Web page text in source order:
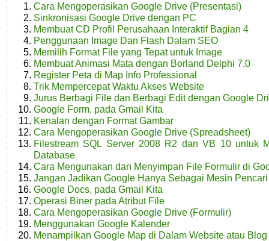
Cara Mengoperasikan Google Drive (Presentasi)
Sinkronisasi Google Drive dengan PC
Membuat CD Profil Perusahaan Interaktif Bagian 4
Penggunaan Image Dan Flash Dalam SEO
Memilih Format File yang Tepat untuk Image
Membuat Animasi Mata dengan Borland Delphi 7.0
Register Peta di Map Info Professional
Trik Mempercepat Waktu Akses Website
Jurus Berbagi File dan Berbagi Edit dengan Google
Google Form, pada Gmail Kita
Kenalan dengan Format Gambar
Cara Mengoperasikan Google Drive (Spreadsheet)
Filestream SQL Server 2008 R2 dan VB 10 untuk
Database
Cara Mengunakan dan Menyimpan File Formulir di
Jangan Jadikan Google Hanya Sebagai Mesin Pencari
Google Docs, pada Gmail Kita
Operasi Biner pada Atribut File
Cara Mengoperasikan Google Drive (Formulir)
Menggunakan Google Kalender
Menampilkan Google Map di Dalam Website atau Blog